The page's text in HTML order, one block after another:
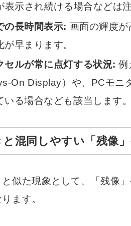
表示され続ける場合などは
の長時間表示: 画面の輝度
が早まります。
セルが常に点灯する状況: 例
On Display）や、PCモニ
いる場合なども該当します
混同しやすい「残像
と似た現象として、「残像
ます。